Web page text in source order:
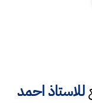
للاستاذ احمد